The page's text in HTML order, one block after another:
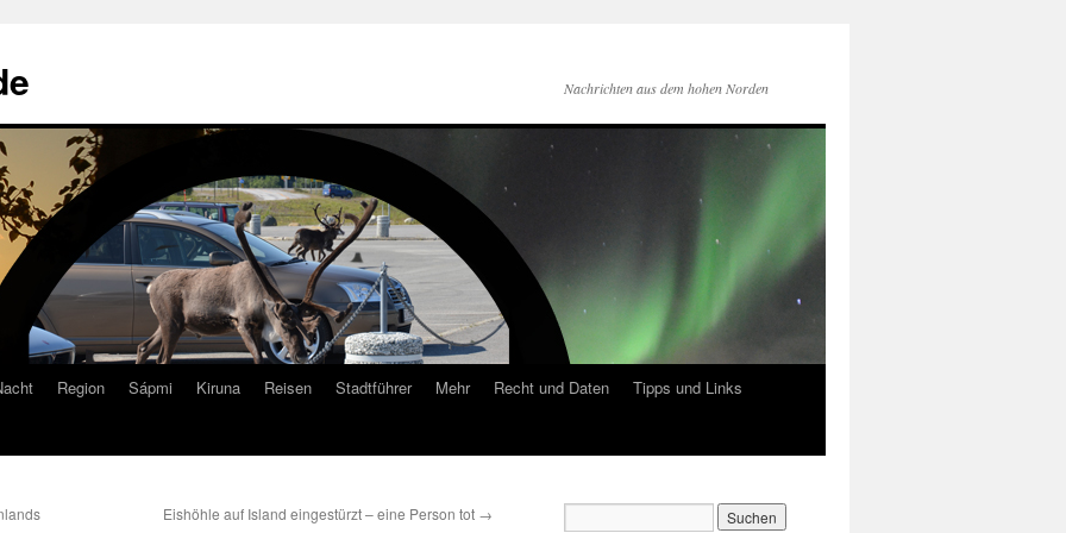
Nachrichten aus dem hohen Norden
Region Sápmi Kiruna Reisen Stadtführer Mehr Recht und Daten
Tipps und Links
Eishöhle auf Island eingestürzt – eine Person tot →